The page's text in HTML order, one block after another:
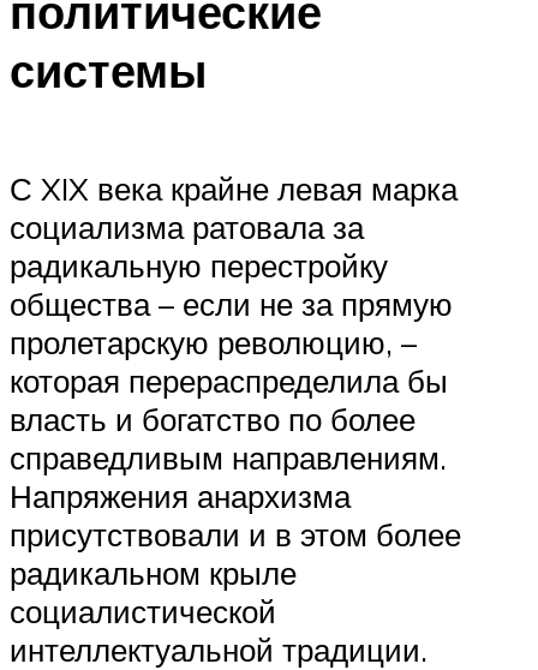
политические
системы
С XIX века крайне левая марка
социализма ратовала за
радикальную перестройку
общества – если не за прямую
пролетарскую революцию, –
которая перераспределила бы
власть и богатство по более
справедливым направлениям.
Напряжения анархизма
присутствовали и в этом более
радикальном крыле
социалистической
интеллектуальной традиции.